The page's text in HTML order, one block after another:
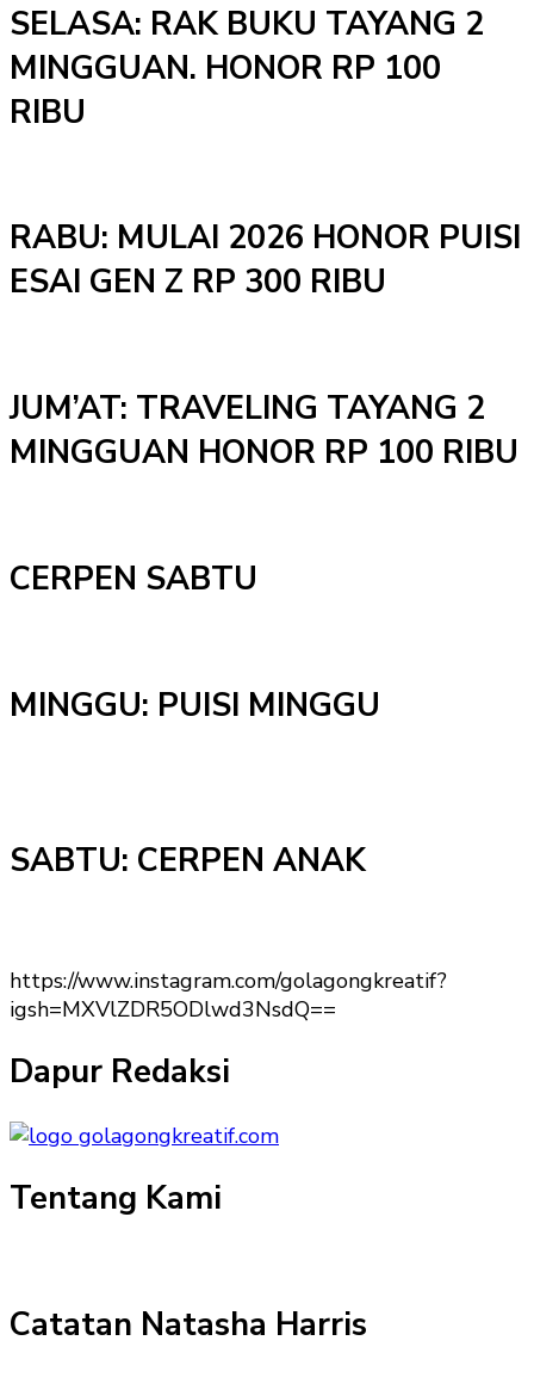
SELASA: RAK BUKU TAYANG 2
MINGGUAN. HONOR RP 100
RIBU
RABU: MULAI 2026 HONOR PUISI
ESAI GEN Z RP 300 RIBU
JUM’AT: TRAVELING TAYANG 2
MINGGUAN HONOR RP 100 RIBU
CERPEN SABTU
MINGGU: PUISI MINGGU
SABTU: CERPEN ANAK
https://www.instagram.com/golagongkreatif?
igsh=MXVlZDR5ODlwd3NsdQ==
Dapur Redaksi
Tentang Kami
Catatan Natasha Harris